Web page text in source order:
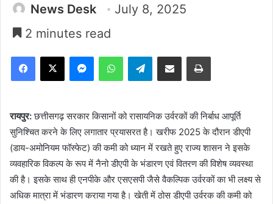
News Desk
July 8, 2025
2 minutes read
Facebook
X MessengerWhatsAppTelegramShare via Email Print
रायपुर:छत्तीसगढ़ सरकार किसानों को रासायनिक उर्वरकों की निर्बाध आपूर्ति
सुनिश्चित करने के लिए लगातार प्रयासरत है। खरीफ 2025 के दौरान डीएपी
(डाय-अमोनियम फॉस्फेट) की कमी को ध्यान में रखते हुए राज्य शासन ने इसके
व्यवहारिक विकल्प के रूप में नैनो डीएपी के भंडारण एवं वितरण की विशेष व्यवस्था
की है। इसके साथ ही एनपीके और एसएसपी जैसे वैकल्पिक उर्वरकों का भी लक्ष्य से
अधिक मात्रा में भंडारण कराया गया है। खेती में ठोस डीएपी उर्वरक की कमी को